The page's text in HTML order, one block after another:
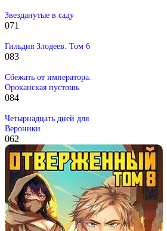
Звезданутые в саду
071
Гильдия Злодеев. Том 6
083
Сбежать от императора.
Ороканская пустошь
084
Четырнадцать дней для
Вероники
062